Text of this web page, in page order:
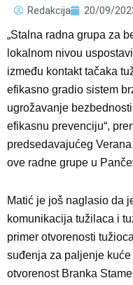
Redakcija 20/09/
„Stalna radna grupa za
lokalnom nivou
između kontakt tačaka
efikasno gradio sistem
ugrožavanje
efikasnu prevenciju“,
predsedavajućeg
ove radne grupe u
Matić je još naglasio da
komunikacija tužilaca i
primer otvorenosti
suđenja za paljenje
otvorenost Branka